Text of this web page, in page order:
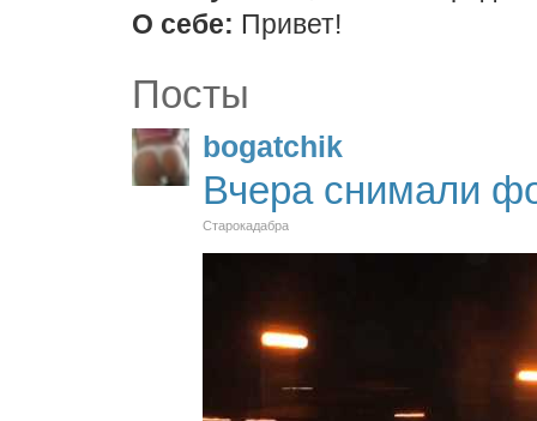
О себе: Привет!
Посты
bogatchik
Вчера снимали
Старокадабра